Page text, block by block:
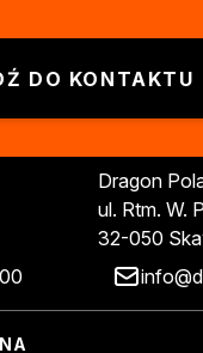
DO KONTAKTU
Dragon
ul. Rtm. W.
32-050